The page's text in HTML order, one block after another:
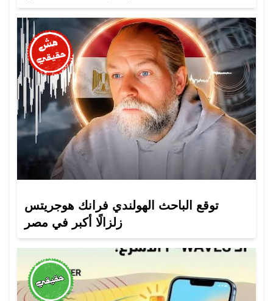
توقع الباحث الهولندي فرانك هوجريتس
زلزالًا أكبر في مصر